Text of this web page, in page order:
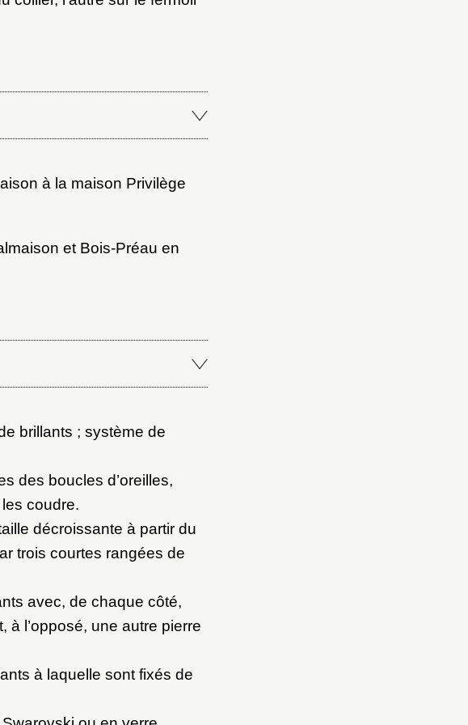
à la maison Privilège
et Bois-Préau en
brillants ; système de
des boucles d’oreilles,
coudre.
décroissante à partir du
trois courtes rangées de
avec, de chaque côté,
à l’opposé, une autre pierre
à laquelle sont fixés de